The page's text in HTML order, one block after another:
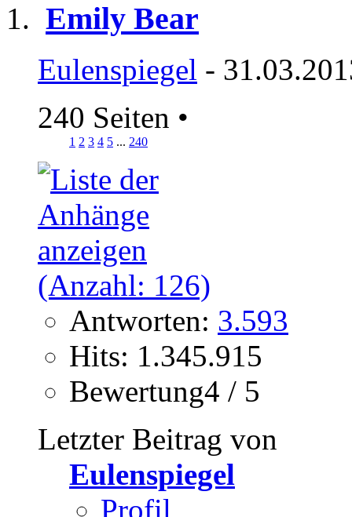
Emily Bear
Eulenspiegel -
240 Seiten •
1 2 3 4 5 ... 240
Antworten: 3.593
Hits: 1.345.915
Bewertung4 / 5
Letzter Beitrag von
Eulenspiegel
Profil